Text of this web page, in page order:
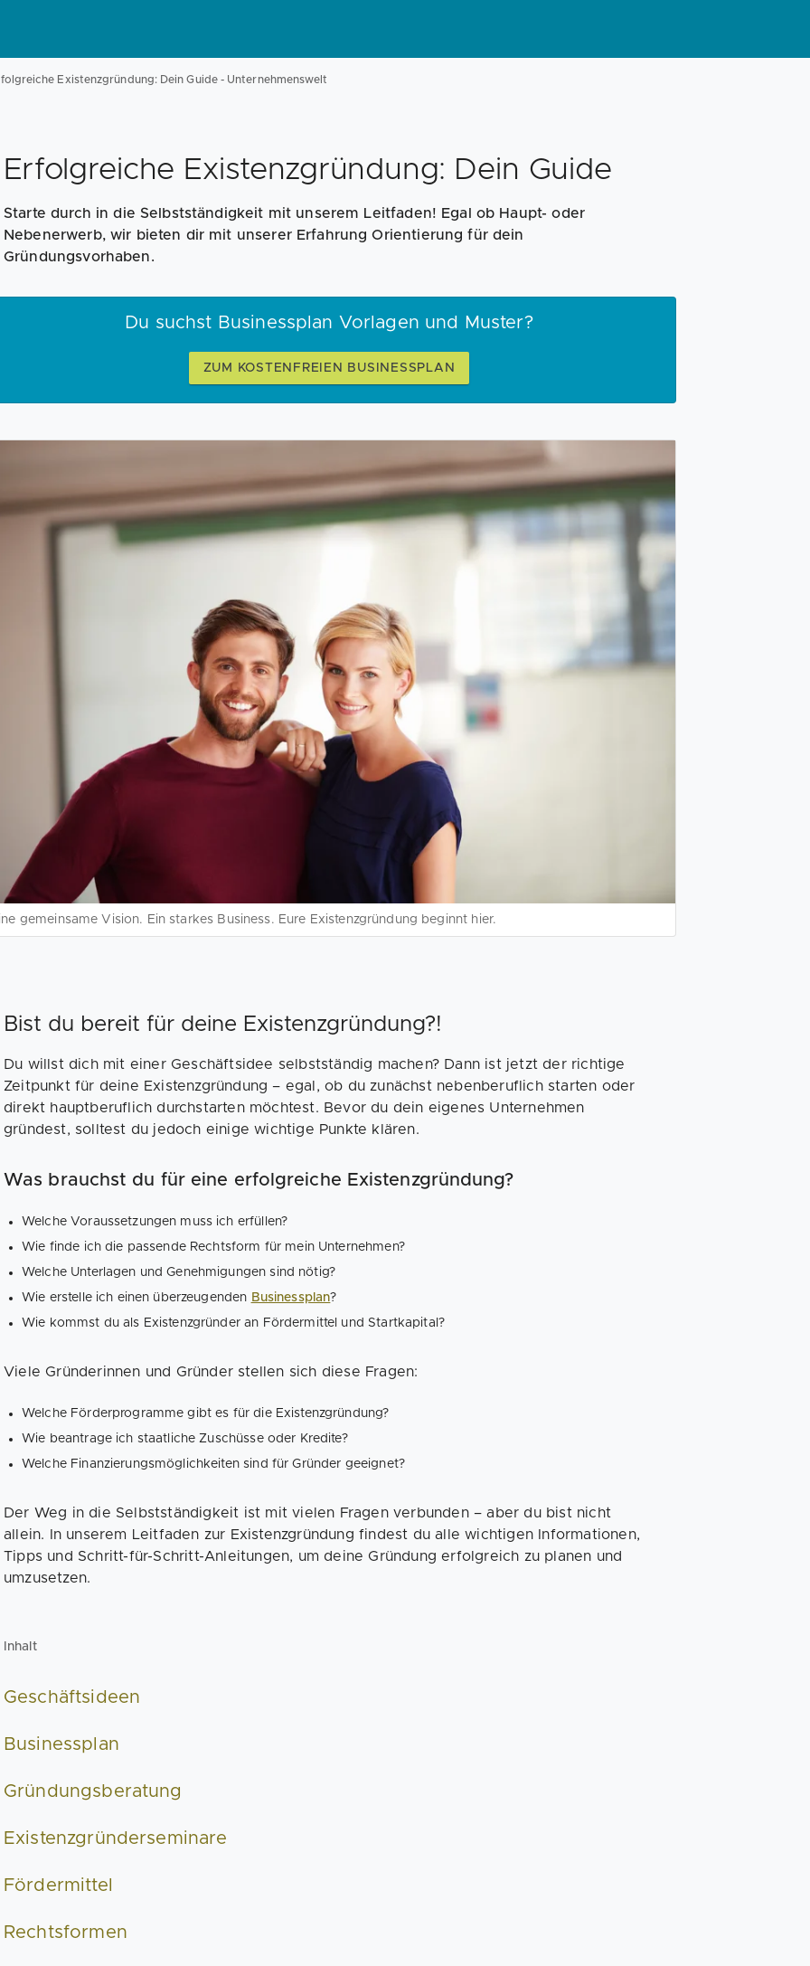
Existenzgründung: Dein Guide - Unternehmenswelt
Erfolgreiche Existenzgründung: Dein Guide
Starte durch in die Selbstständigkeit mit unserem Leitfaden! Egal ob Haupt- oder
Nebenerwerb, wir bieten dir mit unserer Erfahrung Orientierung für dein
Gründungsvorhaben.
Du suchst Businessplan Vorlagen und Muster?
ZUM KOSTENFREIEN BUSINESSPLAN
gemeinsame Vision. Ein starkes Business. Eure Existenzgründung beginnt hier.
Bist du bereit für deine Existenzgründung?!
Du willst dich mit einer Geschäftsidee selbstständig machen? Dann ist jetzt der richtige
Zeitpunkt für deine Existenzgründung – egal, ob du zunächst nebenberuflich starten oder
direkt hauptberuflich durchstarten möchtest. Bevor du dein eigenes Unternehmen
gründest, solltest du jedoch einige wichtige Punkte klären.
Was brauchst du für eine erfolgreiche Existenzgründung?
Welche Voraussetzungen muss ich erfüllen?
Wie finde ich die passende Rechtsform für mein Unternehmen?
Welche Unterlagen und Genehmigungen sind nötig?
Wie erstelle ich einen überzeugenden Businessplan?
Wie kommst du als Existenzgründer an Fördermittel und Startkapital?
Viele Gründerinnen und Gründer stellen sich diese Fragen:
Welche Förderprogramme gibt es für die Existenzgründung?
Wie beantrage ich staatliche Zuschüsse oder Kredite?
Welche Finanzierungsmöglichkeiten sind für Gründer geeignet?
Der Weg in die Selbstständigkeit ist mit vielen Fragen verbunden – aber du bist nicht
allein. In unserem Leitfaden zur Existenzgründung findest du alle wichtigen Informationen,
Tipps und Schritt-für-Schritt-Anleitungen, um deine Gründung erfolgreich zu planen und
umzusetzen.
Inhalt
Geschäftsideen
Businessplan
Gründungsberatung
Existenzgründerseminare
Fördermittel
Rechtsformen